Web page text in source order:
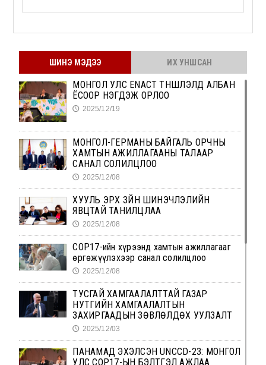
ШИНЭ МЭДЭЭ ИХ УНШСАН
МОНГОЛ УЛС ENACT ТҮНШЛЭЛД АЛБАН
ЁСООР НЭГДЭЖ ОРЛОО
🕔 2025/12/19
МОНГОЛ-ГЕРМАНЫ БАЙГАЛЬ ОРЧНЫ
ХАМТЫН АЖИЛЛАГААНЫ ТАЛААР
САНАЛ СОЛИЛЦЛОО
🕔 2025/12/08
ХУУЛЬ ЭРХ ЗҮЙН ШИНЭЧЛЭЛИЙН
ЯВЦТАЙ ТАНИЛЦЛАА
🕔 2025/12/08
СОР17-ийн хүрээнд хамтын ажиллагааг
өргөжүүлэхээр санал солилцлоо
🕔 2025/12/08
ТУСГАЙ ХАМГААЛАЛТТАЙ ГАЗАР
НУТГИЙН ХАМГААЛАЛТЫН
ЗАХИРГААДЫН ЗӨВЛӨЛДӨХ УУЛЗАЛТ
🕔 2025/12/03
ПАНАМАД ЭХЭЛСЭН UNCCD-23: МОНГОЛ
УЛС COP17-ЫН БЭЛТГЭЛ АЖЛАА